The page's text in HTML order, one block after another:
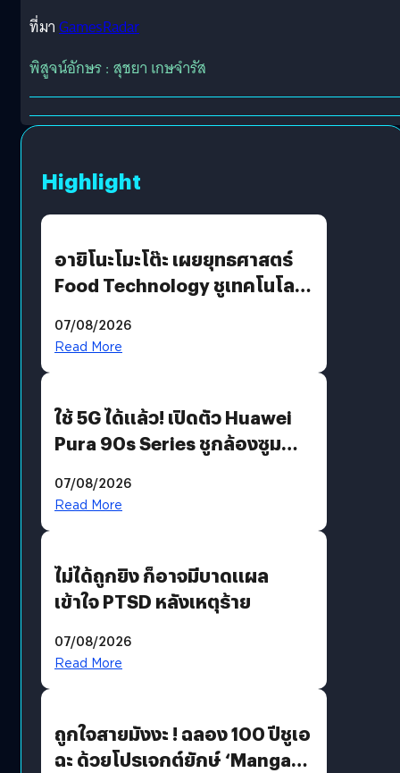
ที่มาGamesRadar
พิสูจน์อักษร : สุชยา เกษจำรัส
Highlight
อายิโนะโมะโต๊ะ เผยยุทธศาสตร์
Food Technology ชูเทคโนโลยี
บริโภคและ B2B
07/08/2026
Read More
ใช้ 5G ได้แล้ว! เปิดตัว Huawei
Pura 90s Series ชูกล้องซูม
07/08/2026
Read More
ไม่ได้ถูกยิง ก็อาจมีบาดแผล
เข้าใจ PTSD หลังเหตุร้าย
07/08/2026
Read More
ถูกใจสายมังงะ ! ฉลอง 100 ปีชูเอ
ฉะ ด้วยโปรเจกต์ยักษ์ ‘Manga